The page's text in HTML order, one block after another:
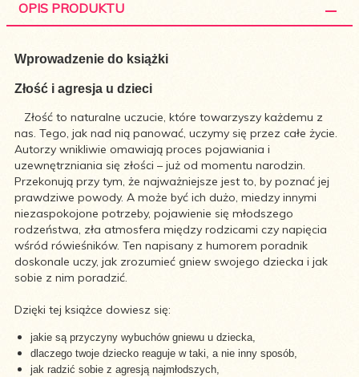
OPIS PRODUKTU
Wprowadzenie do książki
Złość i agresja u dzieci
Złość to naturalne uczucie, które towarzyszy każdemu z
nas. Tego, jak nad nią panować, uczymy się przez całe życie.
Autorzy wnikliwie omawiają proces pojawiania i
uzewnętrzniania się złości – już od momentu narodzin.
Przekonują przy tym, że najważniejsze jest to, by poznać jej
prawdziwe powody. A może być ich dużo, miedzy innymi
niezaspokojone potrzeby, pojawienie się młodszego
rodzeństwa, zła atmosfera między rodzicami czy napięcia
wśród rówieśników. Ten napisany z humorem poradnik
doskonale uczy, jak zrozumieć gniew swojego dziecka i jak
sobie z nim poradzić.
Dzięki tej książce dowiesz się:
jakie są przyczyny wybuchów gniewu u dziecka,
dlaczego twoje dziecko reaguje w taki, a nie inny sposób,
jak radzić sobie z agresją najmłodszych,